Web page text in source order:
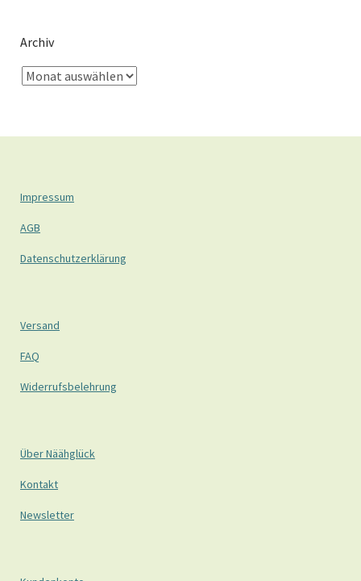
Archiv
Impressum
AGB
Datenschutzerklärung
Versand
FAQ
Widerrufsbelehrung
Über Näähglück
Kontakt
Newsletter